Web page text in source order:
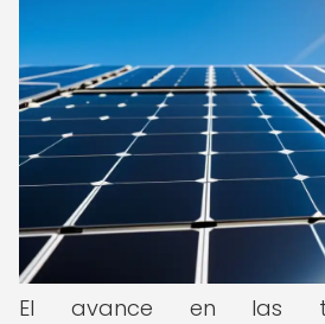
El avance en las